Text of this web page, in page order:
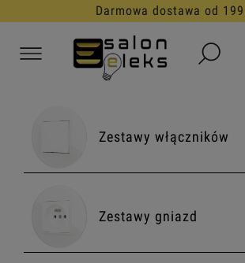
30 dni na darmowy
Zestawy włączników
Zestawy gniazd